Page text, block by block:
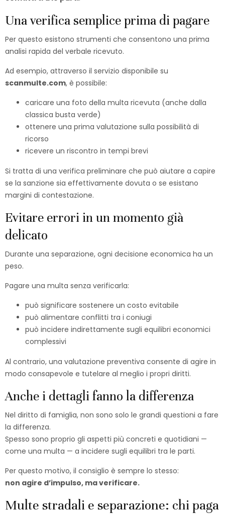
Una verifica semplice prima di pagare
Per questo esistono strumenti che consentono una prima
analisi rapida del verbale ricevuto.
Ad esempio, attraverso il servizio disponibile su
scanmulte.com, è possibile:
caricare una foto della multa ricevuta (anche dalla
classica busta verde)
ottenere una prima valutazione sulla possibilità di
ricorso
ricevere un riscontro in tempi brevi
Si tratta di una verifica preliminare che può aiutare a capire
se la sanzione sia effettivamente dovuta o se esistano
margini di contestazione.
Evitare errori in un momento già
delicato
Durante una separazione, ogni decisione economica ha un
peso.
Pagare una multa senza verificarla:
può significare sostenere un costo evitabile
può alimentare conflitti tra i coniugi
può incidere indirettamente sugli equilibri economici
complessivi
Al contrario, una valutazione preventiva consente di agire in
modo consapevole e tutelare al meglio i propri diritti.
Anche i dettagli fanno la differenza
Nel diritto di famiglia, non sono solo le grandi questioni a fare
la differenza.
Spesso sono proprio gli aspetti più concreti e quotidiani —
come una multa — a incidere sugli equilibri tra le parti.
Per questo motivo, il consiglio è sempre lo stesso:
non agire d’impulso, ma verificare.
Multe stradali e separazione: chi paga